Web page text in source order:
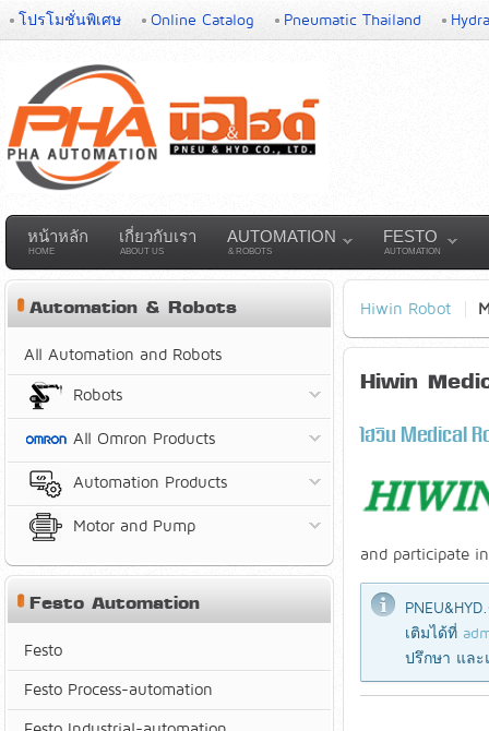
โปรโมชั่นพิเศษ Online Catalog Pneumatic Thailand
หน้าหลัก
HOME
เกี่ยวกับเรา
ABOUT US
AUTOMATION
& ROBOTS
FESTO
AUTOMATION
Hiwin Robot
Hiwin
ไฮวิน Medical
and participate
เติมได้ที่
ปรึกษา แล
Automation & Robots
All Automation and Robots
Robots
All Omron Products
Automation Products
Motor and Pump
Festo Automation
Festo
Festo Process-automation